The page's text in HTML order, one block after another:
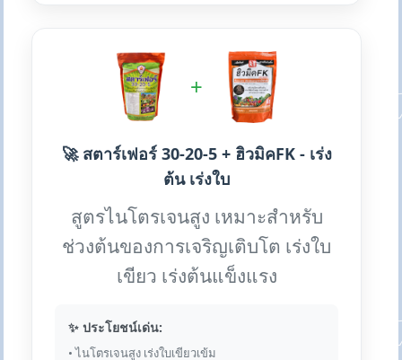
+
🚀 สตาร์เฟอร์ 30-20-5 + ฮิวมิคFK - เร่ง
ต้น เร่งใบ
สูตรไนโตรเจนสูง เหมาะสำหรับ
ช่วงต้นของการเจริญเติบโต เร่งใบ
เขียว เร่งต้นแข็งแรง
✨ ประโยชน์เด่น:
• ไนโตรเจนสูง เร่งใบเขียวเข้ม